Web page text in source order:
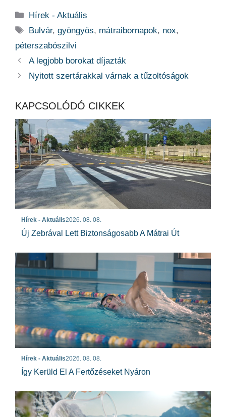
Kategória
Hírek - Aktuális
Címkék
Bulvár,gyöngyös, mátraibornapok, nox,
péterszabószilvi
A legjobb borokat díjazták
Nyitott szertárakkal várnak a tűzoltóságok
KAPCSOLÓDÓ CIKKEK
Hírek - Aktuális2026. 08. 08.
Új Zebrával Lett Biztonságosabb A Mátrai Út
Hírek - Aktuális2026. 08. 08.
Így Kerüld El A Fertőzéseket Nyáron